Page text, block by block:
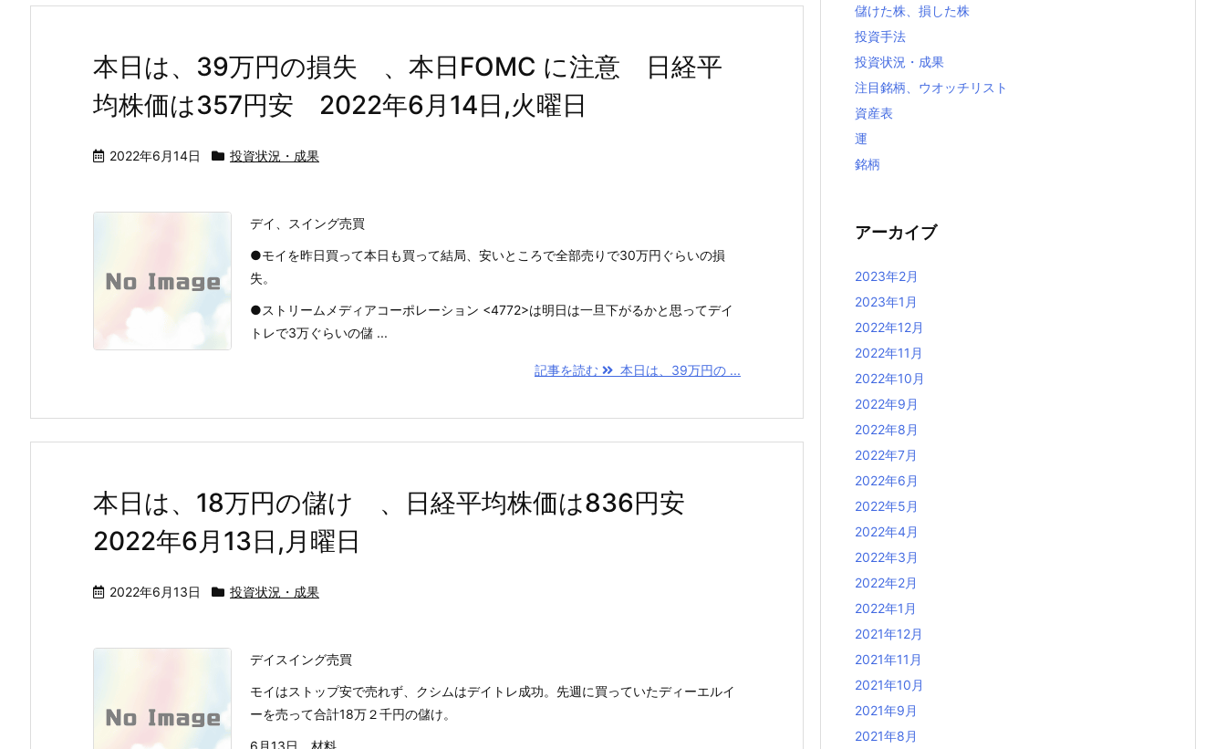
本日は、39万円の損失 、本日FOMC に注意 日経平
均株価は357円安 2022年6月14日,火曜日
2022年6月14日 投資状況・成果
デイ、スイング売買
●モイを昨日買って本日も買って結局、安いところで全部売りで30万円ぐらいの損
失。
●ストリームメディアコーポレーション <4772>は明日は一旦下がるかと思ってデイ
トレで3万ぐらいの儲 ...
記事を読む 本日は、39万円の ...
本日は、18万円の儲け 、日経平均株価は836円安
2022年6月13日,月曜日
2022年6月13日 投資状況・成果
デイスイング売買
モイはストップ安で売れず、クシムはデイトレ成功。先週に買っていたディーエルイ
ーを売って合計18万２千円の儲け。
6月13日、材料
儲けた株、損した株
投資手法
投資状況・成果
注目銘柄、ウオッチリスト
資産表
運
銘柄
アーカイブ
2023年2月
2023年1月
2022年12月
2022年11月
2022年10月
2022年9月
2022年8月
2022年7月
2022年6月
2022年5月
2022年4月
2022年3月
2022年2月
2022年1月
2021年12月
2021年11月
2021年10月
2021年9月
2021年8月